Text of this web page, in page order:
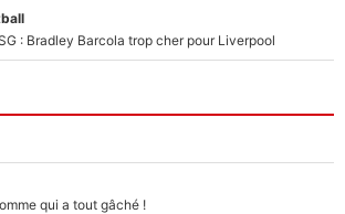
: Bradley Barcola trop cher pour Liverpool
qui a tout gâché !